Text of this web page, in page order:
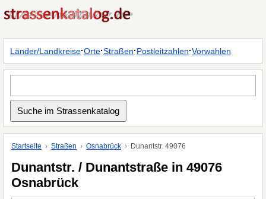
Länder/Landkreise·Orte·Straßen·Postleitzahlen·Vorwahlen
Startseite Straßen Osnabrück Dunantstr. 49076
Dunantstr. / Dunantstraße in 49076
Osnabrück